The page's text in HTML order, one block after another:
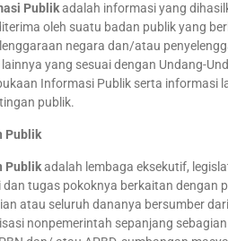
Publikadalah informasi yang
oleh suatu badan publik yang
negara dan/atau
yang sesuai dengan Undang-
Informasi Publik serta informasi
publik.
Publik
Publikadalah lembaga eksekutif,
tugas pokoknya berkaitan dengan
atau seluruh dananya bersumber
nonpemerintah sepanjang